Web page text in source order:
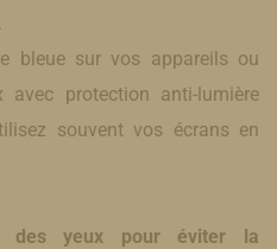
bleue sur vos appareils ou
avec protection anti-lumière
souvent vos écrans en
des yeux pour éviter la